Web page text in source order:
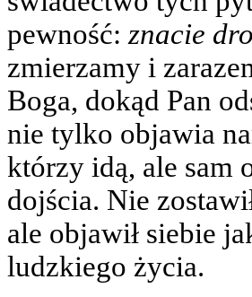
pewność:znacie
zmierzamy i
Boga, dokąd Pan
nie tylko objawia
którzy idą, ale sam
dojścia. Nie
ale objawił siebie
ludzkiego życia.